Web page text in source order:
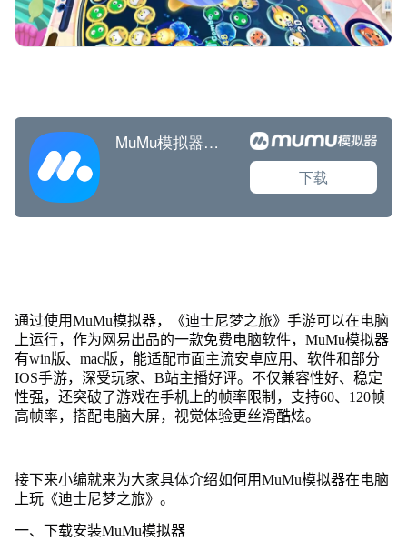
通过使用MuMu模拟器，《迪士尼梦之旅》手游可以在电脑
上运行，作为网易出品的一款免费电脑软件，MuMu模拟器
有win版、mac版，能适配市面主流安卓应用、软件和部分
IOS手游，深受玩家、B站主播好评。不仅兼容性好、稳定
性强，还突破了游戏在手机上的帧率限制，支持60、120帧
高帧率，搭配电脑大屏，视觉体验更丝滑酷炫。
接下来小编就来为大家具体介绍如何用MuMu模拟器在电脑
上玩《迪士尼梦之旅》。
一、下载安装MuMu模拟器